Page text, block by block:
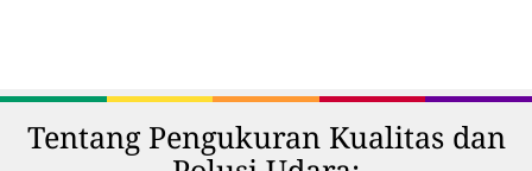
Tentang Pengukuran Kualitas dan